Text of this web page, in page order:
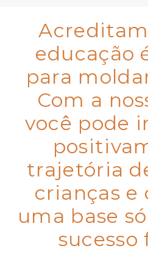
educação
para
Com a
você pode
trajetória
crianças e
uma base
sucesso